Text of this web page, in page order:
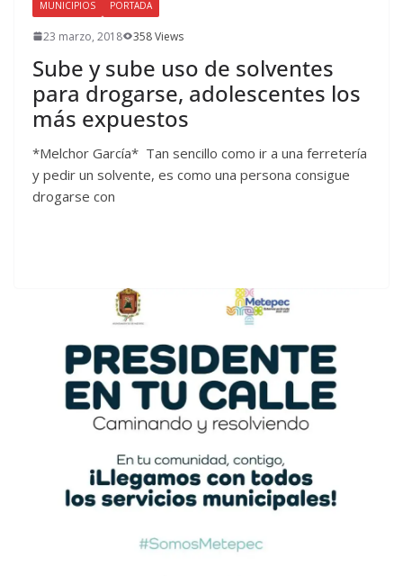
MUNICIPIOS PORTADA
23 marzo, 2018 358 Views
Sube y sube uso de solventes
para drogarse, adolescentes los
más expuestos
*Melchor García* Tan sencillo como ir a una ferretería
y pedir un solvente, es como una persona consigue
drogarse con